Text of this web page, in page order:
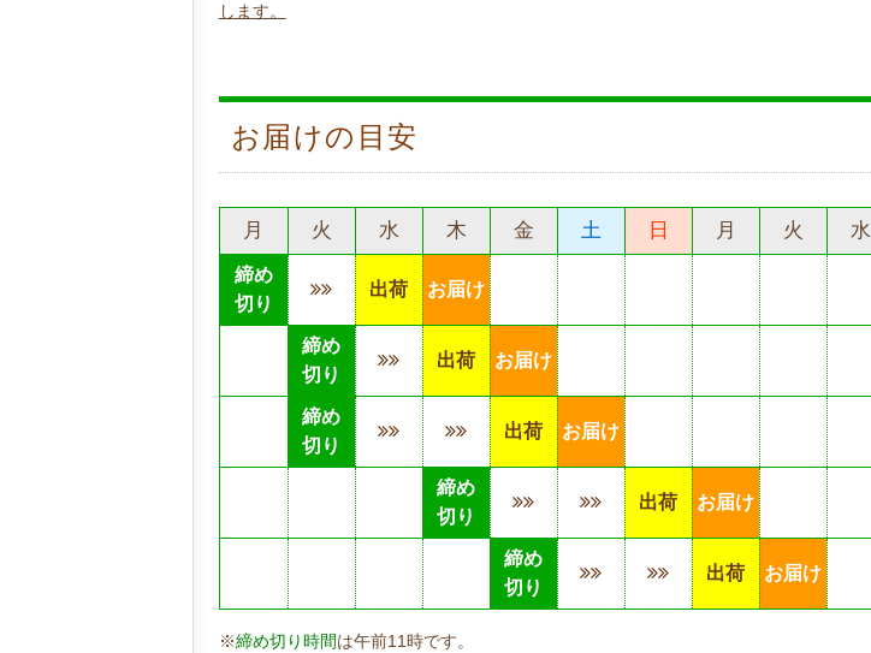
します。
お届けの目安
月 火 水 木 金 土 日 月 火 水
締め
切り
出荷 お届け
締め
切り
出荷 お届け
締め
切り
出荷 お届け
締め
切り
出荷 お届け
締め
切り
出荷 お届け
※締め切り時間は午前11時です。